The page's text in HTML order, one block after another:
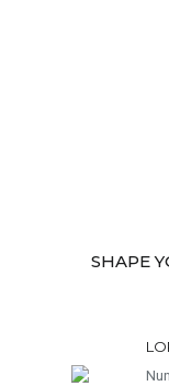
SHAPE